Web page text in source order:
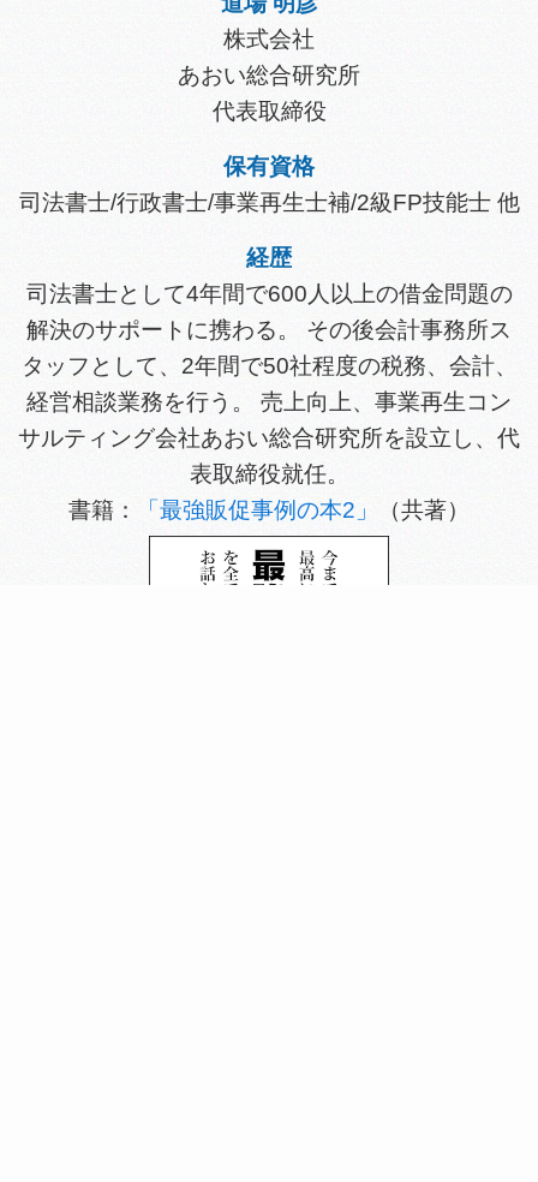
株式会社
あおい総合研究所
代表取締役
保有資格
司法書士/行政書士/事業再生士補/2級FP技能士 他
経歴
司法書士として4年間で600人以上の借金問題の
解決のサポートに携わる。 その後会計事務所ス
タッフとして、2年間で50社程度の税務、会計、
経営相談業務を行う。 売上向上、事業再生コン
サルティング会社あおい総合研究所を設立し、代
表取締役就任。
書籍：
「最強販促事例の本2」 （共著）